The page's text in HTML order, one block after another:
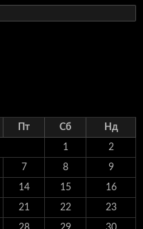
Пт Сб Нд
1 2
7 8 9
14 15 16
21 22 23